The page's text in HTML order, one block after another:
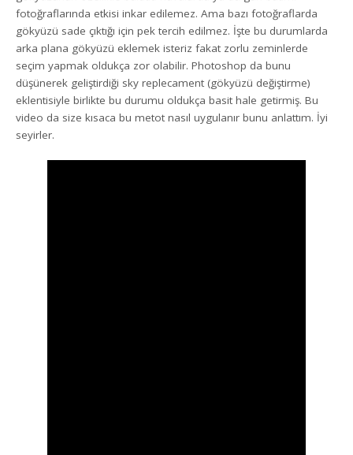
fotoğraflarında etkisi inkar edilemez. Ama bazı fotoğraflarda
gökyüzü sade çıktığı için pek tercih edilmez. İşte bu durumlarda
arka plana gökyüzü eklemek isteriz fakat zorlu zeminlerde
seçim yapmak oldukça zor olabilir. Photoshop da bunu
düşünerek geliştirdiği sky replecament (gökyüzü değiştirme)
eklentisiyle birlikte bu durumu oldukça basit hale getirmiş. Bu
video da size kısaca bu metot nasıl uygulanır bunu anlattım. İyi
seyirler.